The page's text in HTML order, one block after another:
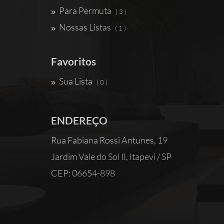
Para Permuta ( 3 )
Nossas Listas ( 1 )
Favoritos
Sua Lista ( 0 )
ENDEREÇO
Rua Fabiana Rossi Antunes, 19
Jardim Vale do Sol II, Itapevi / SP
CEP: 06654-898